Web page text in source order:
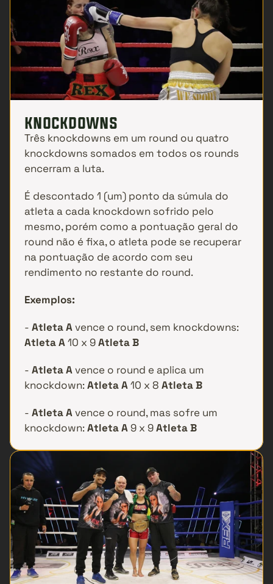
knockdowns
Três knockdowns em um round ou quatro
knockdowns somados em todos os rounds
encerram a luta.
É descontado 1 (um) ponto da súmula do
atleta a cada knockdown sofrido pelo
mesmo, porém como a pontuação geral do
round não é fixa, o atleta pode se recuperar
na pontuação de acordo com seu
rendimento no restante do round.
Exemplos:
- Atleta A
Atleta A 10 x 9 Atleta B
- Atleta A vence o round e aplica um
knockdown: Atleta A 10 x 8 Atleta B
- Atleta A vence o round, mas sofre um
knockdown: Atleta A 9 x 9 Atleta B